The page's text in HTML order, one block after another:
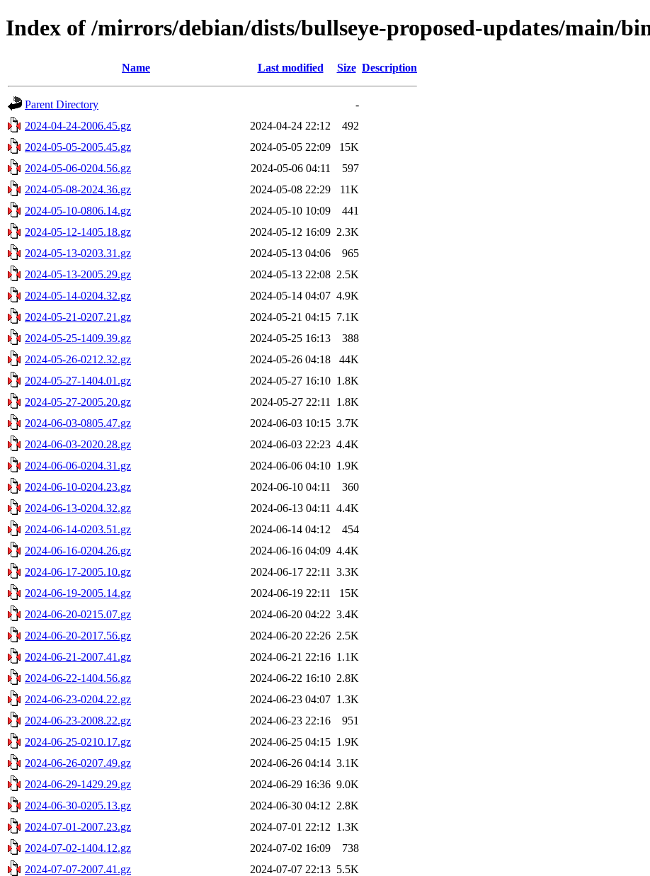
Index of /mirrors/debian/dists/bullseye-proposed-updates/main/
Name Last modified Size Description
Parent Directory
-
2024-04-24-2006.45.gz
2024-04-24 22:12
492
2024-05-05-2005.45.gz
2024-05-05 22:09
15K
2024-05-06-0204.56.gz
2024-05-06 04:11
597
2024-05-08-2024.36.gz
2024-05-08 22:29
11K
2024-05-10-0806.14.gz
2024-05-10 10:09
441
2024-05-12-1405.18.gz
2024-05-12 16:09 2.3K
2024-05-13-0203.31.gz
2024-05-13 04:06
965
2024-05-13-2005.29.gz
2024-05-13 22:08 2.5K
2024-05-14-0204.32.gz
2024-05-14 04:07 4.9K
2024-05-21-0207.21.gz
2024-05-21 04:15 7.1K
2024-05-25-1409.39.gz
2024-05-25 16:13
388
2024-05-26-0212.32.gz
2024-05-26 04:18
44K
2024-05-27-1404.01.gz
2024-05-27 16:10 1.8K
2024-05-27-2005.20.gz
2024-05-27 22:11
1.8K
2024-06-03-0805.47.gz
2024-06-03 10:15 3.7K
2024-06-03-2020.28.gz
2024-06-03 22:23 4.4K
2024-06-06-0204.31.gz
2024-06-06 04:10 1.9K
2024-06-10-0204.23.gz
2024-06-10 04:11
360
2024-06-13-0204.32.gz
2024-06-13 04:11
4.4K
2024-06-14-0203.51.gz
2024-06-14 04:12
454
2024-06-16-0204.26.gz
2024-06-16 04:09 4.4K
2024-06-17-2005.10.gz
2024-06-17 22:11
3.3K
2024-06-19-2005.14.gz
2024-06-19 22:11
15K
2024-06-20-0215.07.gz
2024-06-20 04:22 3.4K
2024-06-20-2017.56.gz
2024-06-20 22:26 2.5K
2024-06-21-2007.41.gz
2024-06-21 22:16 1.1K
2024-06-22-1404.56.gz
2024-06-22 16:10 2.8K
2024-06-23-0204.22.gz
2024-06-23 04:07 1.3K
2024-06-23-2008.22.gz
2024-06-23 22:16
951
2024-06-25-0210.17.gz
2024-06-25 04:15 1.9K
2024-06-26-0207.49.gz
2024-06-26 04:14 3.1K
2024-06-29-1429.29.gz
2024-06-29 16:36 9.0K
2024-06-30-0205.13.gz
2024-06-30 04:12 2.8K
2024-07-01-2007.23.gz
2024-07-01 22:12 1.3K
2024-07-02-1404.12.gz
2024-07-02 16:09
738
2024-07-07-2007.41.gz
2024-07-07 22:13 5.5K